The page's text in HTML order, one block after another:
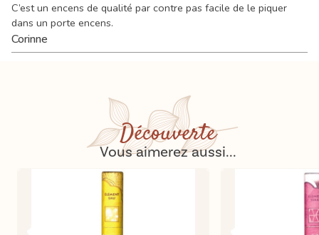
C’est un encens de qualité par contre pas facile de le piquer
dans un porte encens.
Corinne
Découverte
Vous aimerez aussi...